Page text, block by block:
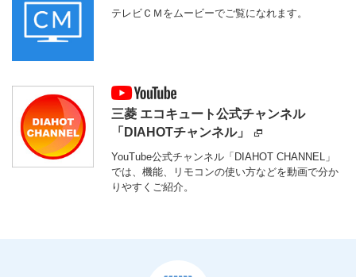
テレビＣＭをムービーでご覧になれます。
三菱 エコキュート公式チャンネル
「DIAHOTチャンネル」
YouTube公式チャンネル「DIAHOT CHANNEL」
では、機能、リモコンの使い方などを動画で分か
りやすくご紹介。